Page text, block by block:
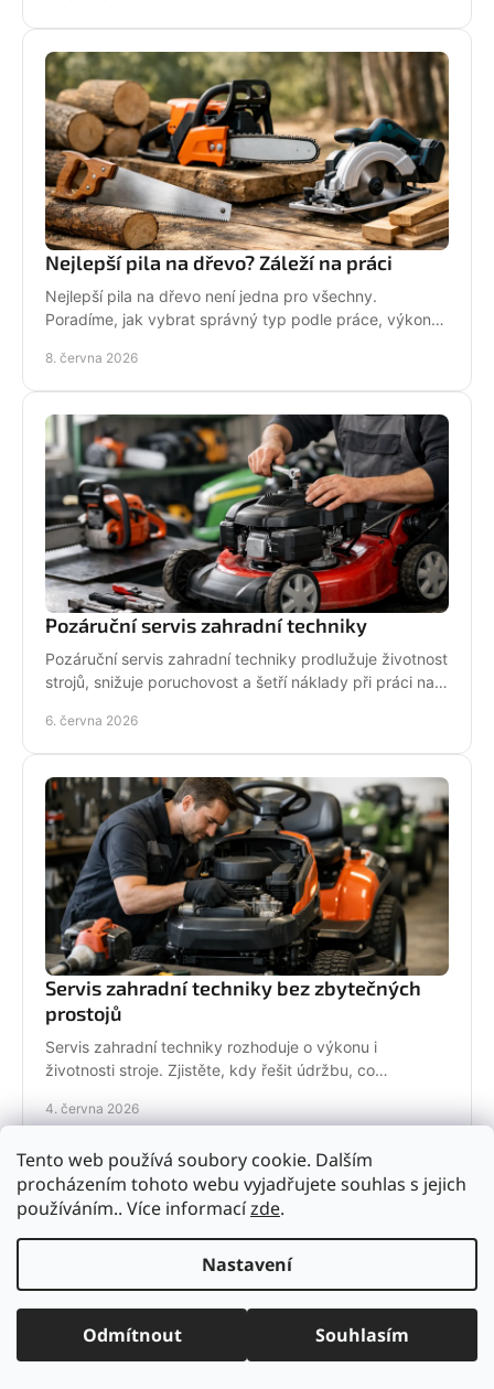
Tento web používá soubory cookie. Dalším
procházením tohoto webu vyjadřujete souhlas s jejich
používáním.. Více informacízde.
Nastavení
Odmítnout Souhlasím
Nejlepší pila na dřevo? Záleží na práci
Nejlepší pila na dřevo není jedna pro všechny.
Poradíme, jak vybrat správný typ podle práce, výkonu,
8. června 2026
Pozáruční servis zahradní techniky
Pozáruční servis zahradní techniky prodlužuje životnost
strojů, snižuje poruchovost a šetří náklady při práci na
6. června 2026
Servis zahradní techniky bez zbytečných
prostojů
Servis zahradní techniky rozhoduje o výkonu i
životnosti stroje. Zjistěte, kdy řešit údržbu, co
4. června 2026